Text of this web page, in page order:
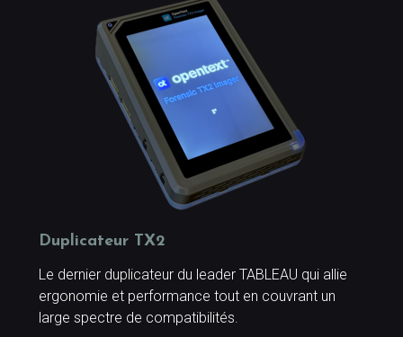
Duplicateur TX2
Le dernier duplicateur du leader TABLEAU qui allie
ergonomie et performance tout en couvrant un
large spectre de compatibilités.